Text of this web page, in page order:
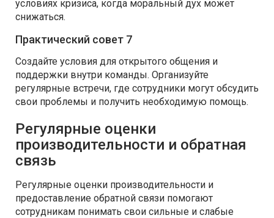
условиях кризиса, когда моральный дух может
снижаться.
Практический совет 7
Создайте условия для открытого общения и
поддержки внутри команды. Организуйте
регулярные встречи, где сотрудники могут обсудить
свои проблемы и получить необходимую помощь.
Регулярные оценки
производительности и обратная
связь
Регулярные оценки производительности и
предоставление обратной связи помогают
сотрудникам понимать свои сильные и слабые